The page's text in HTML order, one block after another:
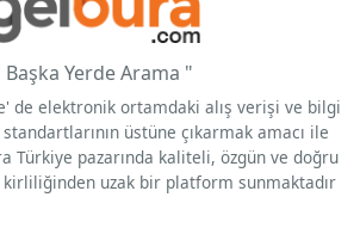
Başka Yerde Arama "
de elektronik ortamdaki alış verişi ve bilgi
standartlarının üstüne çıkarmak amacı ile
Türkiye pazarında kaliteli, özgün ve doğru
uzak bir platform sunmaktadır